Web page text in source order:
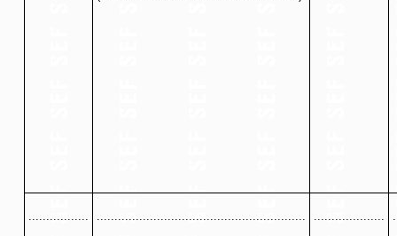
................. ........................................................... ....................